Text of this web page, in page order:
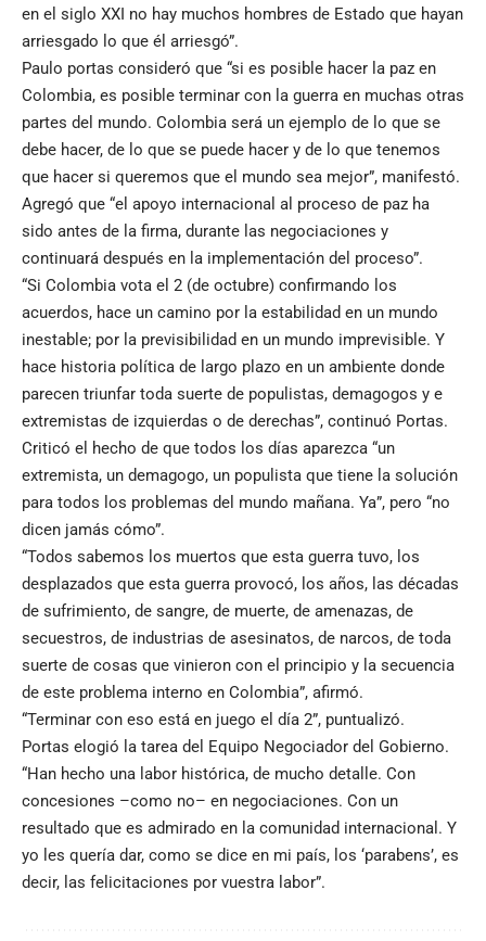
en el siglo XXI no hay muchos hombres de Estado que hayan
arriesgado lo que él arriesgó”.
Paulo portas consideró que “si es posible hacer la paz en
Colombia, es posible terminar con la guerra en muchas otras
partes del mundo. Colombia será un ejemplo de lo que se
debe hacer, de lo que se puede hacer y de lo que tenemos
que hacer si queremos que el mundo sea mejor”, manifestó.
Agregó que “el apoyo internacional al proceso de paz ha
sido antes de la firma, durante las negociaciones y
continuará después en la implementación del proceso”.
“Si Colombia vota el 2 (de octubre) confirmando los
acuerdos, hace un camino por la estabilidad en un mundo
inestable; por la previsibilidad en un mundo imprevisible. Y
hace historia política de largo plazo en un ambiente donde
parecen triunfar toda suerte de populistas, demagogos y e
extremistas de izquierdas o de derechas”, continuó Portas.
Criticó el hecho de que todos los días aparezca “un
extremista, un demagogo, un populista que tiene la solución
para todos los problemas del mundo mañana. Ya”, pero “no
dicen jamás cómo”.
“Todos sabemos los muertos que esta guerra tuvo, los
desplazados que esta guerra provocó, los años, las décadas
de sufrimiento, de sangre, de muerte, de amenazas, de
secuestros, de industrias de asesinatos, de narcos, de toda
suerte de cosas que vinieron con el principio y la secuencia
de este problema interno en Colombia”, afirmó.
“Terminar con eso está en juego el día 2”, puntualizó.
Portas elogió la tarea del Equipo Negociador del Gobierno.
“Han hecho una labor histórica, de mucho detalle. Con
concesiones –como no– en negociaciones. Con un
resultado que es admirado en la comunidad internacional. Y
yo les quería dar, como se dice en mi país, los ‘parabens’, es
decir, las felicitaciones por vuestra labor”.